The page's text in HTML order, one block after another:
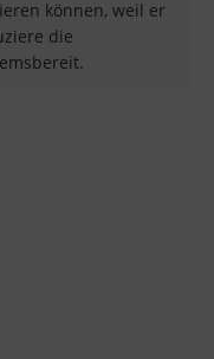
können, weil er
die